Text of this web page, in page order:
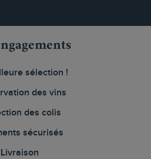
sélection !
des vins
des colis
sécurisés
Livraison